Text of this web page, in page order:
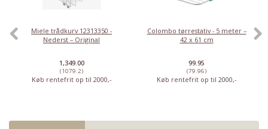
Miele trådkurv 12313350 -
Nederst – Original
1,349.00
(1079.2)
Køb rentefrit op til 2000,-
Colombo tørrestativ - 5 meter –
42 x 61 cm
99.95
(79.96)
Køb rentefrit op til 2000,-